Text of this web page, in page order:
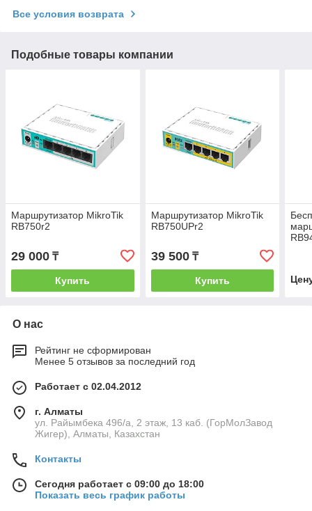
Все условия возврата
Подобные товары компании
Маршрутизатор MikroTik
RB750r2
29 000 ₸
Купить
Маршрутизатор MikroTik
RB750UPr2
39 500₸
Купить
О нас
Рейтинг не сформирован
Менее 5 отзывов за последний год
Работает с 02.04.2012
г. Алматы
ул. Райымбека 496/а, 2 этаж, 13 каб. (ГорМолЗавод
Жигер), Алматы, Казахстан
Контакты
Сегодня работает с 09:00 до 18:00
Показать весь график работы